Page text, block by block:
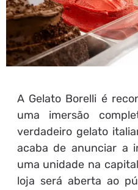
A Gelato Borelli é
uma imersão
verdadeiro gelato
acaba de anunciar a
uma unidade na
loja será aberta ao